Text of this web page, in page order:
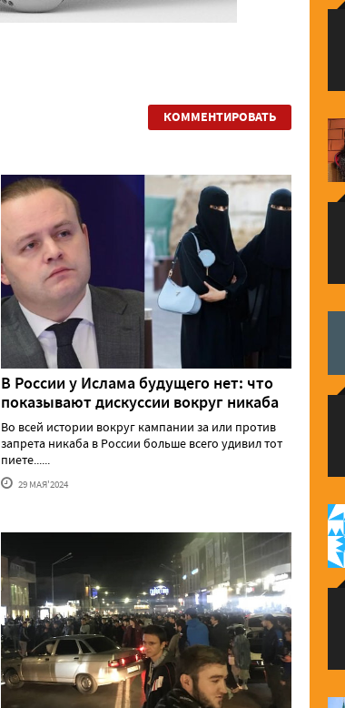
КОММЕНТИРОВАТЬ
В России у Ислама будущего нет: что
показывают дискуссии вокруг никаба
Во всей истории вокруг кампании за или против
запрета никаба в России больше всего удивил тот
пиете......
29 МАЯ'2024